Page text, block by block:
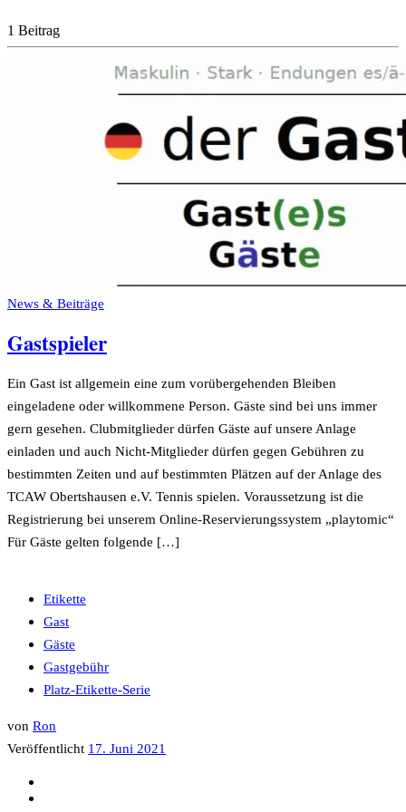
1 Beitrag
News & Beiträge
Gastspieler
Ein Gast ist allgemein eine zum vorübergehenden Bleiben
eingeladene oder willkommene Person. Gäste sind bei uns immer
gern gesehen. Clubmitglieder dürfen Gäste auf unsere Anlage
einladen und auch Nicht-Mitglieder dürfen gegen Gebühren zu
bestimmten Zeiten und auf bestimmten Plätzen auf der Anlage des
TCAW Obertshausen e.V. Tennis spielen. Voraussetzung ist die
Registrierung bei unserem Online-Reservierungssystem „playtomic“
Für Gäste gelten folgende […]
Etikette
Gast
Gäste
Gastgebühr
Platz-Etikette-Serie
von Ron
Veröffentlicht 17. Juni 2021